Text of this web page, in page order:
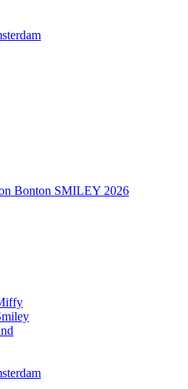
Bonton SMILEY 2026